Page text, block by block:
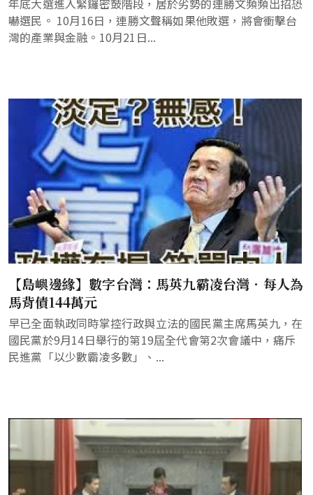
年底大選進入緊鑼密鼓階段，居於劣勢的連勝文頻頻出招恐
嚇選民。 10月16日，連勝文聲稱如果他敗選，將會衝擊台
灣的產業與金融。10月21日...
【島嶼邊緣】數字台灣：馬英九霸凌台灣‧每人為
馬背債144萬元
早已全面執政同時掌控行政與立法的國民黨主席馬英九，在
國民黨於9月14日舉行的第19屆全代會第2次會議中，痛斥
民進黨「以少數霸凌多數」、...